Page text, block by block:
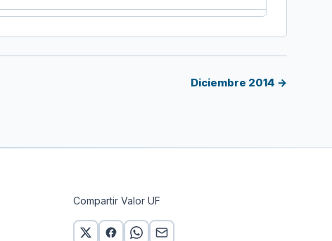
Diciembre 2014 →
Compartir Valor UF